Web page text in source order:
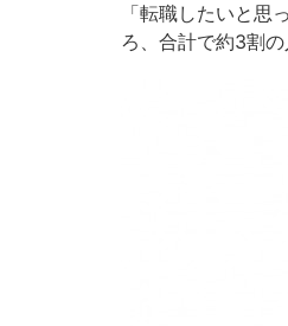
「転職したいと
ろ、合計で約3割の